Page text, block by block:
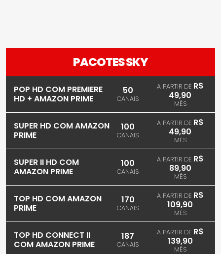
PACOTES SKY
POP HD COM PREMIERE
HD + AMAZON PRIME
50
CANAIS
A PARTIR DE R$
49,90
MÊS
SUPER HD COM AMAZON
PRIME
100
CANAIS
A PARTIR DE R$
49,90
MÊS
SUPER II HD COM
AMAZON PRIME
100
CANAIS
A PARTIR DE R$
89,90
MÊS
TOP HD COM AMAZON
PRIME
170
CANAIS
A PARTIR DE R$
109,90
MÊS
TOP HD CONNECT II
COM AMAZON PRIME
187
CANAIS
A PARTIR DE R$
139,90
MÊS